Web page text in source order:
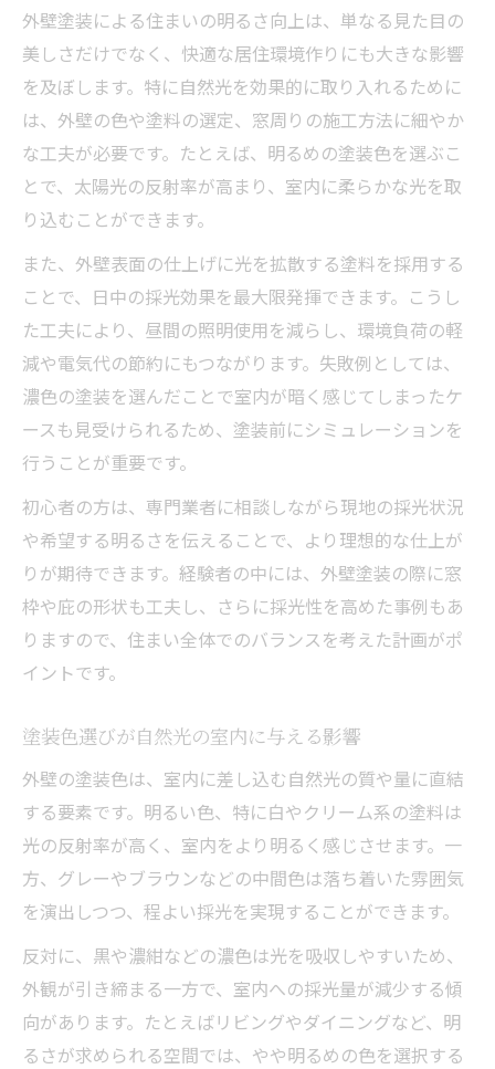
外壁塗装による光の反射性と快適空間
外壁塗装で太陽光パネルを活用するコツ
外壁塗装で快適な採光空間を実現
外壁塗装が太陽光を活かす理由と利点
屋根塗装と外壁塗装の採光比較ポイント
太陽光パネル下の外壁塗装で気をつける点
外壁塗装とガルバリウム素材の相性解説
外壁塗装を通じた暮らしの光の変化
外壁塗装で暮らしの採光性が向上する理由
太陽光パネル設置住宅の外壁塗装実例
塗装後の明るさと快適性の変化を検証
外壁塗装が太陽光発電に与える効果
太陽光パネルと塗装の併用ポイント
太陽光と調和する外壁塗装の選び方
外壁塗装と太陽光パネルの調和のコツ
太陽光に適した外壁塗装色の選定方法
太陽光パネル設置時の塗装工事の流れ
外壁塗装による住まいの明るさアップ法
外壁塗装で住まいの明るさを向上させる方
法
太陽光パネル設置と塗装メンテナンスの要
点
塗装工法が採光性に与える影響と選び方
外壁塗装と屋根塗装の同時施工のメリット
快適な住まいへ導く塗装色と素材の選び方
外壁塗装による住まいの明るさ向上は、単なる見た目の
美しさだけでなく、快適な居住環境作りにも大きな影響
を及ぼします。特に自然光を効果的に取り入れるために
は、外壁の色や塗料の選定、窓周りの施工方法に細やか
な工夫が必要です。たとえば、明るめの塗装色を選ぶこ
とで、太陽光の反射率が高まり、室内に柔らかな光を取
り込むことができます。
また、外壁表面の仕上げに光を拡散する塗料を採用する
ことで、日中の採光効果を最大限発揮できます。こうし
た工夫により、昼間の照明使用を減らし、環境負荷の軽
減や電気代の節約にもつながります。失敗例としては、
濃色の塗装を選んだことで室内が暗く感じてしまったケ
ースも見受けられるため、塗装前にシミュレーションを
行うことが重要です。
初心者の方は、専門業者に相談しながら現地の採光状況
や希望する明るさを伝えることで、より理想的な仕上が
りが期待できます。経験者の中には、外壁塗装の際に窓
枠や庇の形状も工夫し、さらに採光性を高めた事例もあ
りますので、住まい全体でのバランスを考えた計画がポ
イントです。
塗装色選びが自然光の室内に与える影響
外壁の塗装色は、室内に差し込む自然光の質や量に直結
する要素です。明るい色、特に白やクリーム系の塗料は
光の反射率が高く、室内をより明るく感じさせます。一
方、グレーやブラウンなどの中間色は落ち着いた雰囲気
を演出しつつ、程よい採光を実現することができます。
反対に、黒や濃紺などの濃色は光を吸収しやすいため、
外観が引き締まる一方で、室内への採光量が減少する傾
向があります。たとえばリビングやダイニングなど、明
るさが求められる空間では、やや明るめの色を選択する